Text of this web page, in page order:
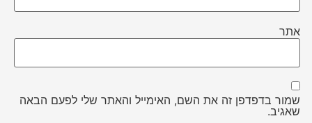
אתר
שמור בדפדפן זה את השם, האימייל והאתר שלי לפעם הבאה
שאגיב.